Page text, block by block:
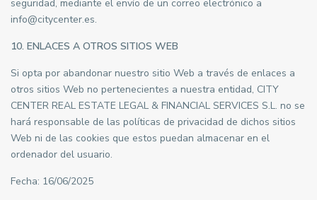
seguridad, mediante el envío de un correo electrónico a
info@citycenter.es.
10. ENLACES A OTROS SITIOS WEB
Si opta por abandonar nuestro sitio Web a través de enlaces a
otros sitios Web no pertenecientes a nuestra entidad, CITY
CENTER REAL ESTATE LEGAL & FINANCIAL SERVICES S.L. no se
hará responsable de las políticas de privacidad de dichos sitios
Web ni de las cookies que estos puedan almacenar en el
ordenador del usuario.
Fecha: 16/06/2025